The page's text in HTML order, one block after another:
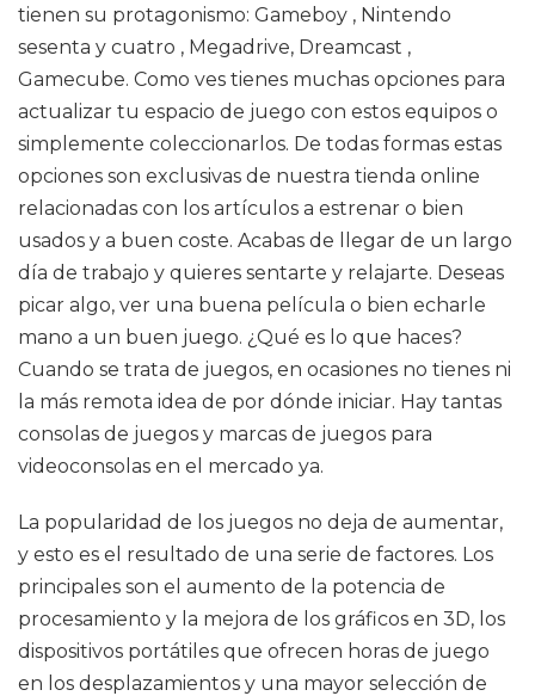
tienen su protagonismo: Gameboy , Nintendo
sesenta y cuatro , Megadrive, Dreamcast ,
Gamecube. Como ves tienes muchas opciones para
actualizar tu espacio de juego con estos equipos o
simplemente coleccionarlos. De todas formas estas
opciones son exclusivas de nuestra tienda online
relacionadas con los artículos a estrenar o bien
usados y a buen coste. Acabas de llegar de un largo
día de trabajo y quieres sentarte y relajarte. Deseas
picar algo, ver una buena película o bien echarle
mano a un buen juego. ¿Qué es lo que haces?
Cuando se trata de juegos, en ocasiones no tienes ni
la más remota idea de por dónde iniciar. Hay tantas
consolas de juegos y marcas de juegos para
videoconsolas en el mercado ya.
La popularidad de los juegos no deja de aumentar,
y esto es el resultado de una serie de factores. Los
principales son el aumento de la potencia de
procesamiento y la mejora de los gráficos en 3D, los
dispositivos portátiles que ofrecen horas de juego
en los desplazamientos y una mayor selección de